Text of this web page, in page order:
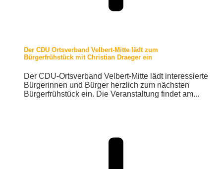
Der CDU Ortsverband Velbert-Mitte lädt zum
Bürgerfrühstück mit Christian Draeger ein
Der CDU-Ortsverband Velbert-Mitte lädt interessierte
Bürgerinnen und Bürger herzlich zum nächsten
Bürgerfrühstück ein. Die Veranstaltung findet am...